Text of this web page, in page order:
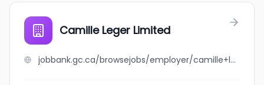
Camille Leger Limited
jobbank.gc.ca/browsejobs/employer/camille+leger+limited/ca